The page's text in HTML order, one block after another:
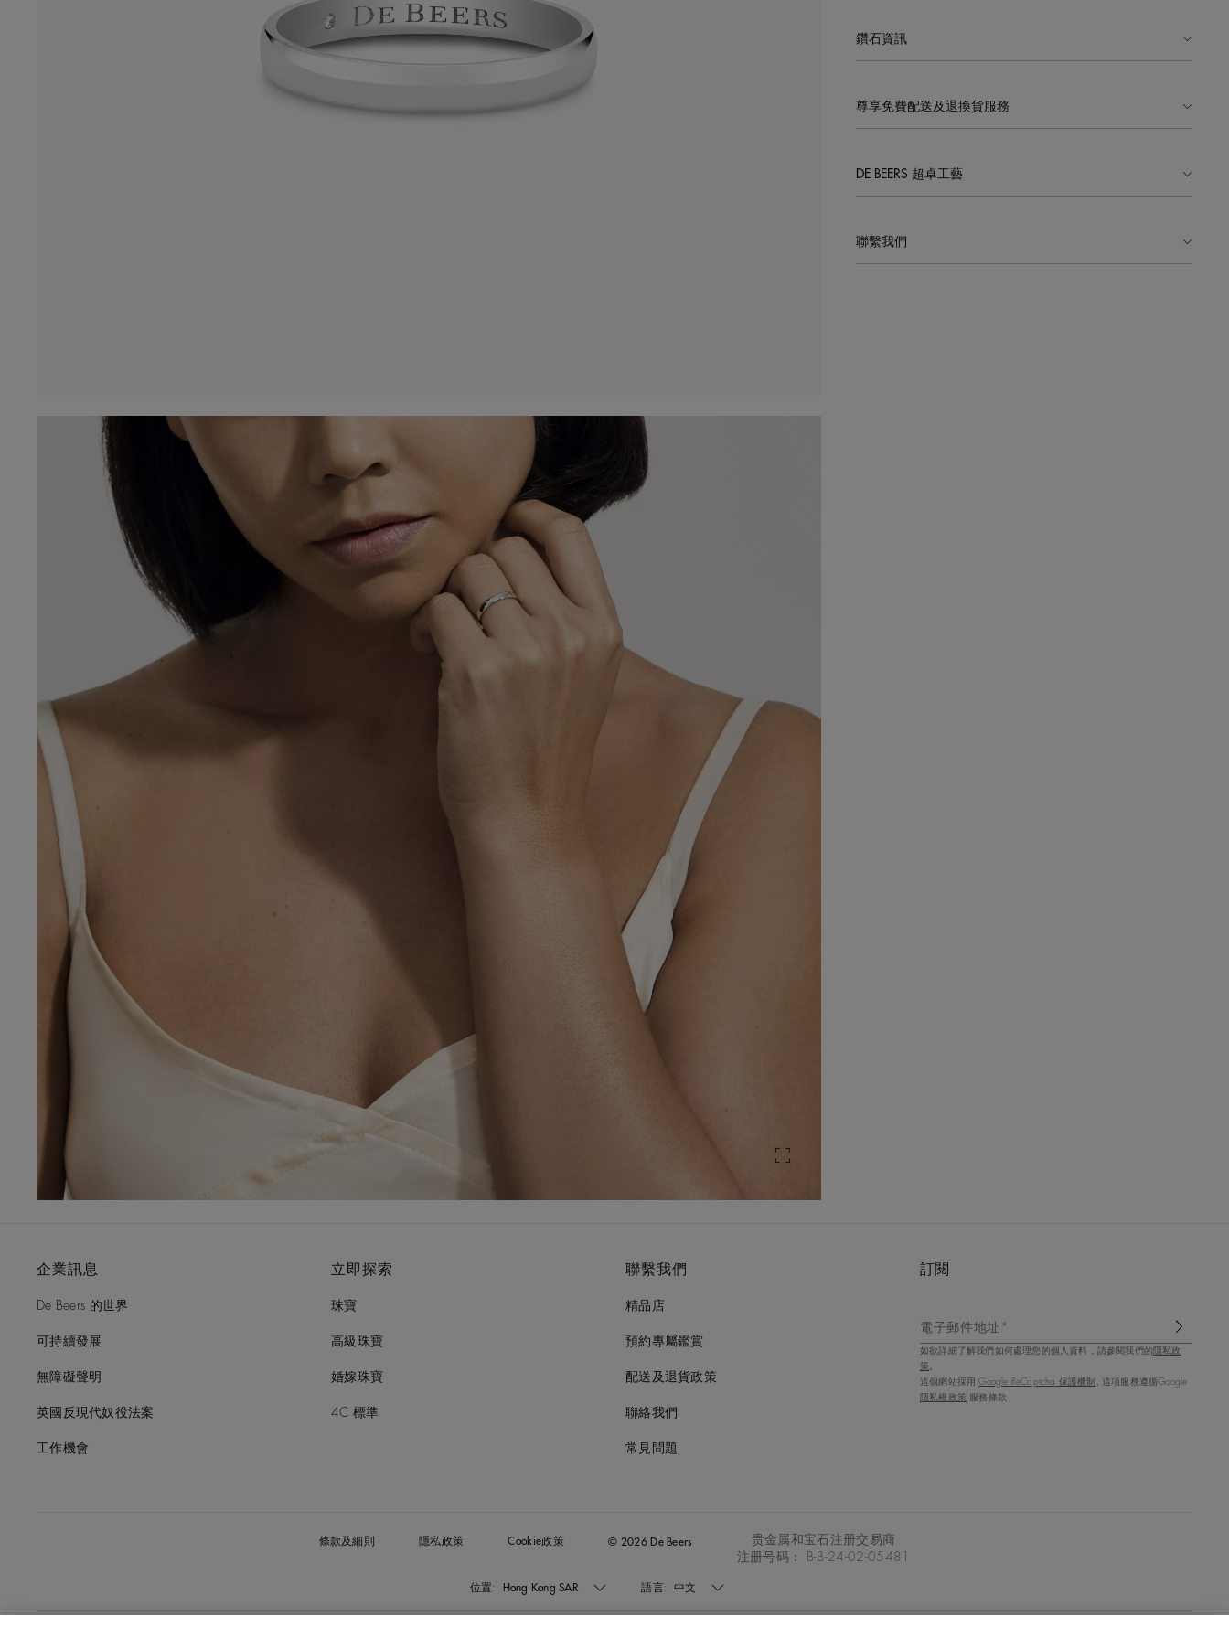
鑽石資訊
尊享免費配送及退換貨服務
DE BEERS 超卓工藝
聯繫我們
企業訊息
De Beers 的世界
可持續發展
無障礙聲明
英國反現代奴役法案
工作機會
立即探索
珠寶
高級珠寶
婚嫁珠寶
4C 標準
聯繫我們
精品店
預約專屬鑑賞
配送及退貨政策
聯絡我們
常見問題
訂閱
電子郵件地址*
如欲詳細了解我們如何處理您的個人資料，請參閱我們的 隱私政
策 。
這個網站採用Google ReCaptcha 保護機制 , 這項服務遵循Google
隱私權政策 服務條款
條款及細則 隱私政策 Cookie政策 © 2026 De Beers
贵金属和宝石注册交易商
注册号码： B-B-24-02-05481
位置: Hong Kong SAR 語言: 中文